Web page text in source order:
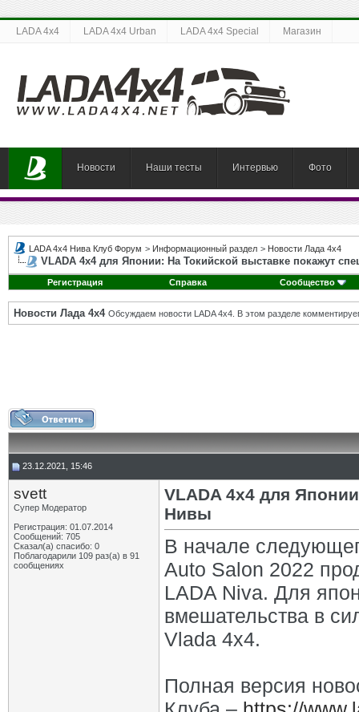
LADA 4x4 LADA 4x4 Urban LADA 4x4 Special Магазин
Новости Наши тесты Интервью Фото
LADA 4x4 Нива Клуб Форум > Информационный раздел > Новости Лада 4х4
VLADA 4х4 для Японии: На Токийской выставке покажут
Регистрация Справка Сообщество
Новости Лада 4х4 Обсуждаем новости LADA 4x4. В этом разделе
23.12.2021, 15:46
svett
Супер Модератор
Регистрация: 01.07.2014
Сообщений: 705
Сказал(а) спасибо: 0
Поблагодарили 109 раз(а) в 91
сообщениях
VLADA 4х4 для
Нивы
В начале
Auto Salon 2022
LADA Niva. Для
вмешательства в
Vlada 4х4.
Полная версия